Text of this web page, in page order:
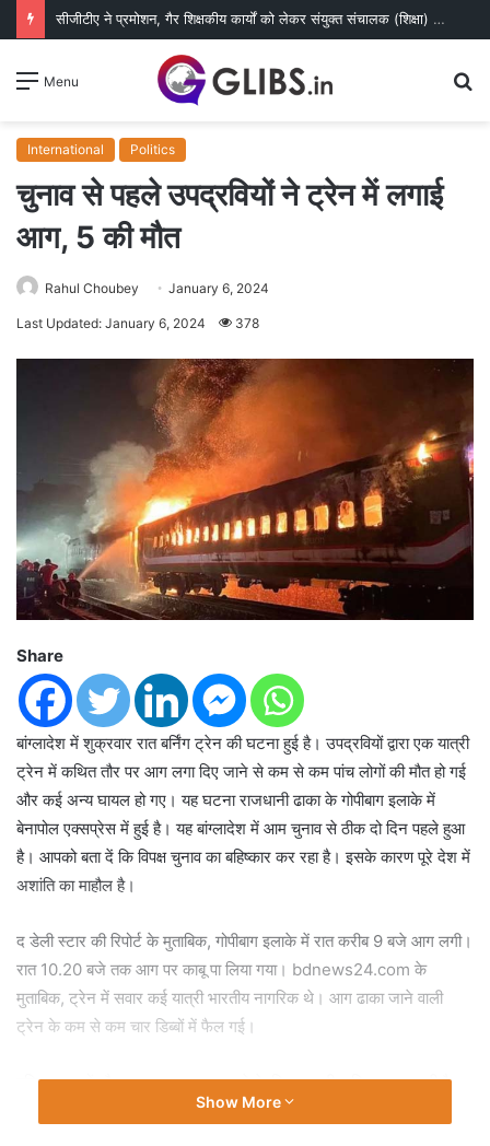
सीजीटीए ने प्रमोशन, गैर शिक्षकीय कार्यों को लेकर संयुक्त संचालक (शिक्षा) से की चर्चा
Menu
International Politics
चुनाव से पहले उपद्रवियों ने ट्रेन में लगाई
आग, 5 की मौत
Rahul Choubey January 6, 2024
Last Updated: January 6, 2024 378
Share
बांग्लादेश में शुक्रवार रात बर्निंग ट्रेन की घटना हुई है। उपद्रवियों द्वारा एक यात्री
ट्रेन में कथित तौर पर आग लगा दिए जाने से कम से कम पांच लोगों की मौत हो गई
और कई अन्य घायल हो गए। यह घटना राजधानी ढाका के गोपीबाग इलाके में
बेनापोल एक्सप्रेस में हुई है। यह बांग्लादेश में आम चुनाव से ठीक दो दिन पहले हुआ
है। आपको बता दें कि विपक्ष चुनाव का बहिष्कार कर रहा है। इसके कारण पूरे देश में
अशांति का माहौल है।
द डेली स्टार की रिपोर्ट के मुताबिक, गोपीबाग इलाके में रात करीब 9 बजे आग लगी।
रात 10.20 बजे तक आग पर काबू पा लिया गया। bdnews24.com के
मुताबिक, ट्रेन में सवार कई यात्री भारतीय नागरिक थे। आग ढाका जाने वाली
ट्रेन के कम से कम चार डिब्बों में फैल गई।
पुलिस हताहतों और नुकसान का पता लगाने के लिए तलाशी अभियान चला रही है।
पुलिस को आशंका है कि डिब्बों के अंदर कई और लोग फंसे हो सकते हैं। आपको बता
Show More